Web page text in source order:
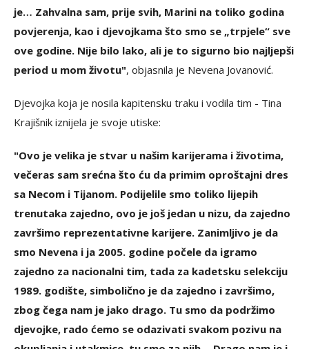
je… Zahvalna sam, prije svih, Marini na toliko godina
povjerenja, kao i djevojkama što smo se „trpjele“ sve
ove godine. Nije bilo lako, ali je to sigurno bio najljepši
period u mom životu", objasnila je Nevena Jovanović.
Djevojka koja je nosila kapitensku traku i vodila tim - Tina
Krajišnik iznijela je svoje utiske:
"Ovo je velika je stvar u našim karijerama i životima,
večeras sam srećna što ću da primim oproštajni dres
sa Necom i Tijanom. Podijelile smo toliko lijepih
trenutaka zajedno, ovo je još jedan u nizu, da zajedno
završimo reprezentativne karijere. Zanimljivo je da
smo Nevena i ja 2005. godine počele da igramo
zajedno za nacionalni tim, tada za kadetsku selekciju
1989. godište, simbolično je da zajedno i završimo,
zbog čega nam je jako drago. Tu smo da podržimo
djevojke, rado ćemo se odazivati svakom pozivu na